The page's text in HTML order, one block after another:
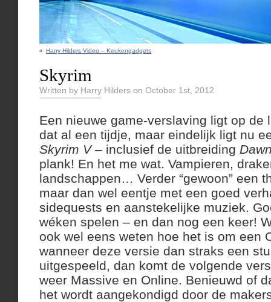
« Harry Hilders Video – Keukengadgets
Skyrim
Written by Harry Hilders on October 1st, 2012
Een nieuwe game-verslaving ligt op de
dat al een tijdje, maar eindelijk ligt nu
Skyrim V– inclusief de uitbreiding
plank! En het me wat. Vampieren,
landschappen… Verder “gewoon” een
maar dan wel eentje met een goed
sidequests en aanstekelijke muziek.
wéken spelen – en dan nog een keer!
ook wel eens weten hoe het is om een
wanneer deze versie dan straks een
uitgespeeld, dan komt de volgende
weer Massive en Online. Benieuwd of
het wordt aangekondigd door de